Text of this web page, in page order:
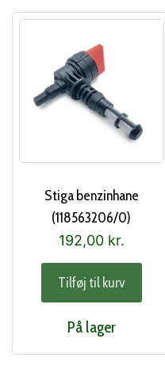
Stiga benzinhane
(118563206/0)
192,00 kr.
Tilføj til kurv
På lager